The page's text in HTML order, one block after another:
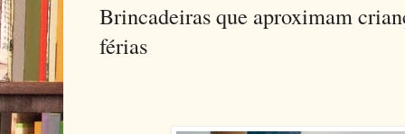
Brincadeiras que aproximam
férias